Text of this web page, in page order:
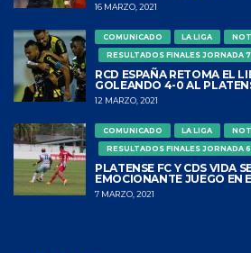
16 MARZO, 2021
COMUNICADO LA LIGA
RESULTADOS FINALES JORNADA
RCD ESPAÑA RETOMA EL
GOLEANDO 4-0 AL
12 MARZO, 2021
COMUNICADO LA LIGA
RESULTADOS FINALES JORNADA
PLATENSE FC Y CDS VIDA
EMOCIONANTE JUEGO EN
7 MARZO, 2021